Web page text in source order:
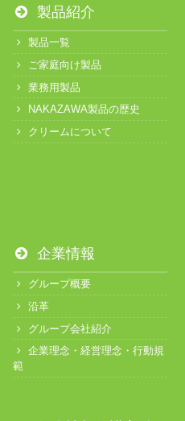
製品紹介
製品一覧
ご家庭向け製品
業務用製品
NAKAZAWA製品の歴史
クリームについて
企業情報
グループ概要
沿革
グループ会社紹介
企業理念・経営理念・行動規
範